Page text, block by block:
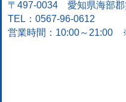
〒497-0034 愛知県海部
TEL：0567-96-0612
営業時間：10:00～21:00